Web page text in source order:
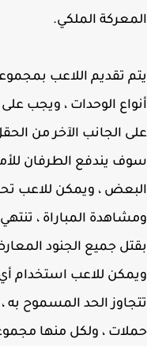
الملكي.
تقديم اللاعب
الوحدات ، ويجب على
الجانب الآخر من الحقل
يندفع الطرفان
، ويمكن للاعب
المباراة ، تنتهي
جميع الجنود
للاعب استخدام أي
الحد المسموح به ،
، ولكل منها